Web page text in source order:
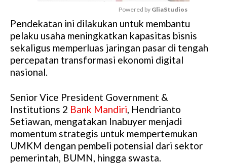
M
u
t
e
Powered by GliaStudios
Pendekatan ini dilakukan untuk membantu
pelaku usaha meningkatkan kapasitas bisnis
sekaligus memperluas jaringan pasar di tengah
percepatan transformasi ekonomi digital
nasional.
Senior Vice President Government &
Institutions 2 Bank Mandiri, Hendrianto
Setiawan, mengatakan Inabuyer menjadi
momentum strategis untuk mempertemukan
UMKM dengan pembeli potensial dari sektor
pemerintah, BUMN, hingga swasta.